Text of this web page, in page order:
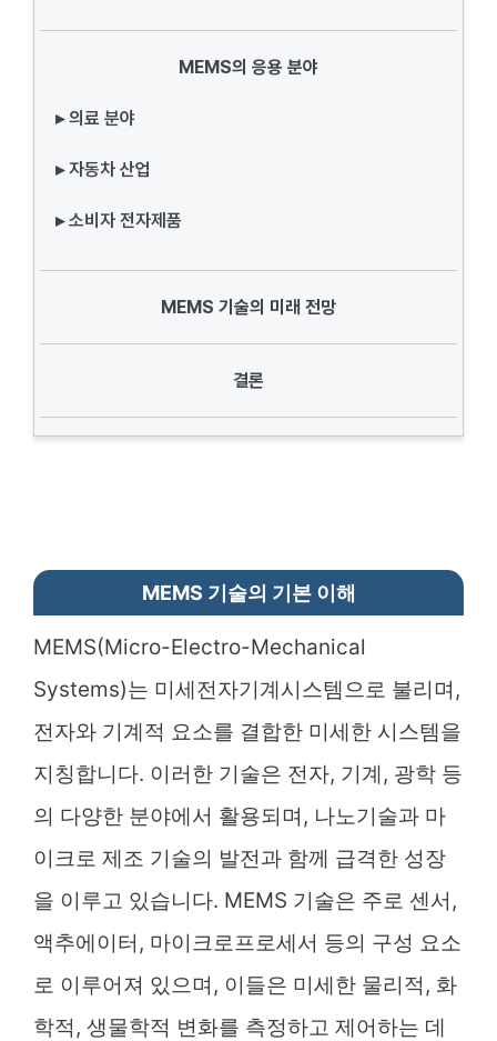
MEMS의 응용 분야
▸ 의료 분야
▸ 자동차 산업
▸ 소비자 전자제품
MEMS 기술의 미래 전망
결론
MEMS 기술의 기본 이해
MEMS(Micro-Electro-Mechanical
Systems)는 미세전자기계시스템으로 불리며,
전자와 기계적 요소를 결합한 미세한 시스템을
지칭합니다. 이러한 기술은 전자, 기계, 광학 등
의 다양한 분야에서 활용되며, 나노기술과 마
이크로 제조 기술의 발전과 함께 급격한 성장
을 이루고 있습니다. MEMS 기술은 주로 센서,
액추에이터, 마이크로프로세서 등의 구성 요소
로 이루어져 있으며, 이들은 미세한 물리적, 화
학적, 생물학적 변화를 측정하고 제어하는 데